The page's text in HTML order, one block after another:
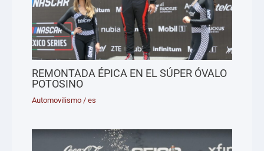
REMONTADA ÉPICA EN EL SÚPER ÓVALO
POTOSINO
Automovilismo /es